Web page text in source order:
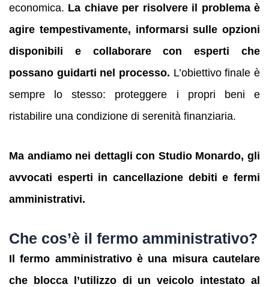
economica. La chiave per risolvere il problema è
agire tempestivamente, informarsi sulle opzioni
disponibili e collaborare con esperti che
possano guidarti nel processo. L’obiettivo finale è
sempre lo stesso: proteggere i propri beni e
ristabilire una condizione di serenità finanziaria.
Ma andiamo nei dettagli con Studio Monardo, gli
avvocati esperti in cancellazione debiti e fermi
amministrativi.
Che cos’è il fermo amministrativo?
Il fermo amministrativo è una misura cautelare
che blocca l’utilizzo di un veicolo intestato al